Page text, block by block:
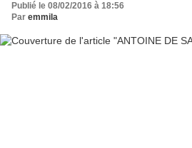
Publié le 08/02/2016 à 18:56
Par emmila